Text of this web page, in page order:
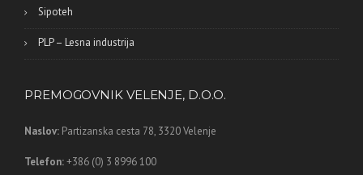
Sipoteh
PLP – Lesna industrija
PREMOGOVNIK VELENJE, D.O.O.
Naslov: Partizanska cesta 78, 3320 Velenje
Telefon:+386 (0) 3 8996 100